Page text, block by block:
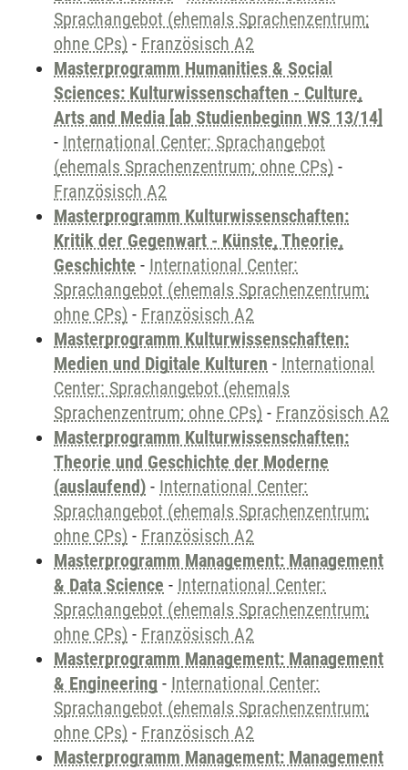
Sprachangebot (ehemals Sprachenzentrum;
ohne CPs) - Französisch A2
Masterprogramm Humanities & Social
Sciences: Kulturwissenschaften - Culture,
Arts and Media [ab Studienbeginn WS 13/14]
- International Center: Sprachangebot
(ehemals Sprachenzentrum; ohne CPs) -
Französisch A2
Masterprogramm Kulturwissenschaften:
Kritik der Gegenwart - Künste, Theorie,
Geschichte - International Center:
Sprachangebot (ehemals Sprachenzentrum;
ohne CPs) - Französisch A2
Masterprogramm Kulturwissenschaften:
Medien und Digitale Kulturen - International
Center: Sprachangebot (ehemals
Sprachenzentrum; ohne CPs) - Französisch A2
Masterprogramm Kulturwissenschaften:
Theorie und Geschichte der Moderne
(auslaufend) - International Center:
Sprachangebot (ehemals Sprachenzentrum;
ohne CPs) - Französisch A2
Masterprogramm Management: Management
& Data Science - International Center:
Sprachangebot (ehemals Sprachenzentrum;
ohne CPs) - Französisch A2
Masterprogramm Management: Management
& Engineering - International Center:
Sprachangebot (ehemals Sprachenzentrum;
ohne CPs) - Französisch A2
Masterprogramm Management: Management